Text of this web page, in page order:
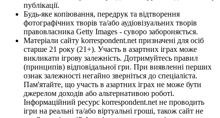
публікації.
Будь-яке копіювання, передрук та відтворення
фотографічних творів та/або аудіовізуальних творів
правовласника Getty Images - суворо забороняється.
Матеріали сайту korrespondent.net призначені для осіб
старше 21 року (21+). Участь в азартних іграх може
викликати ігрову залежність. Дотримуйтесь правил
(принципів) відповідальної гри. При виявленні перших
ознак залежності негайно зверніться до спеціаліста.
Пам'ятайте, що участь в азартних іграх не може бути
джерелом доходів або альтернативою роботі.
Інформаційний ресурс korrespondent.net не проводить
ігри на реальні та/або віртуальні гроші, також сайт не